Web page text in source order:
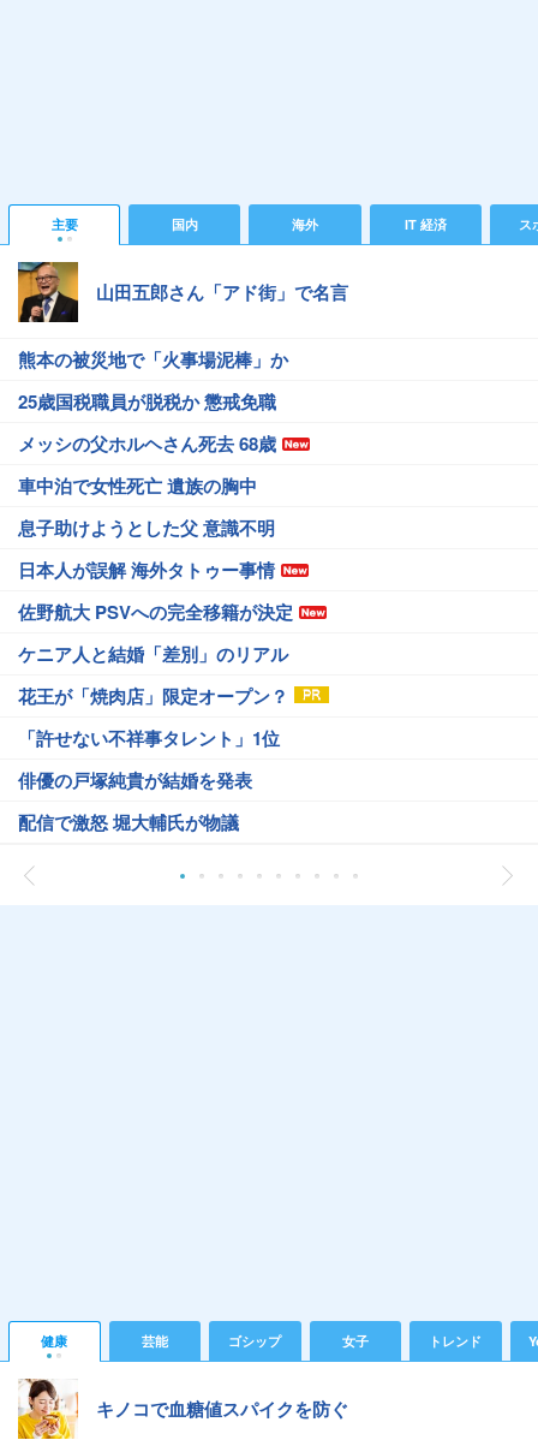
主要 国内 海外 IT 経済 ス
山田五郎さん「アド街」で名言
熊本の被災地で「火事場泥棒」か
25歳国税職員が脱税か 懲戒免職
メッシの父ホルヘさん死去 68歳
車中泊で女性死亡 遺族の胸中
息子助けようとした父 意識不明
日本人が誤解 海外タトゥー事情
佐野航大 PSVへの完全移籍が決定
ケニア人と結婚「差別」のリアル
花王が「焼肉店」限定オープン？
「許せない不祥事タレント」1位
俳優の戸塚純貴が結婚を発表
配信で激怒 堀大輔氏が物議
健康 芸能 ゴシップ 女子 トレンド
キノコで血糖値スパイクを防ぐ